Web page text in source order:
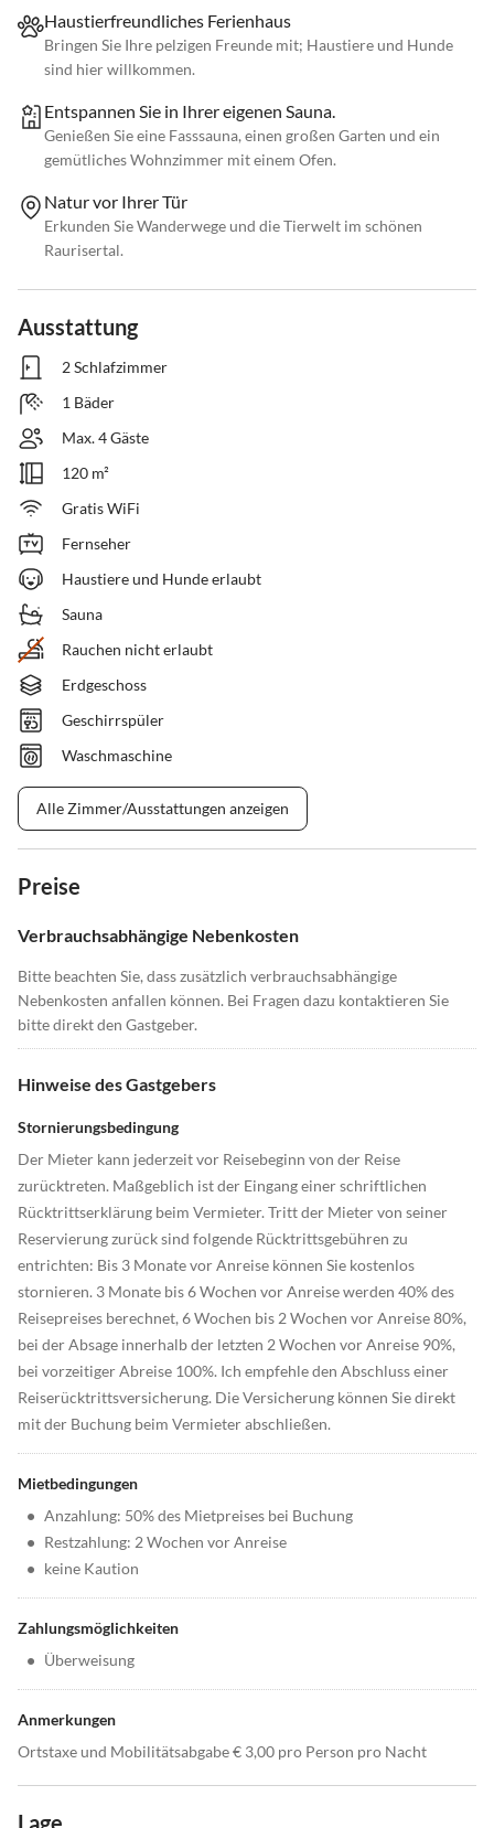
Haustierfreundliches Ferienhaus
Bringen Sie Ihre pelzigen Freunde mit; Haustiere und Hunde
sind hier willkommen.
Entspannen Sie in Ihrer eigenen Sauna.
Genießen Sie eine Fasssauna, einen großen Garten und ein
gemütliches Wohnzimmer mit einem Ofen.
Natur vor Ihrer Tür
Erkunden Sie Wanderwege und die Tierwelt im schönen
Raurisertal.
Ausstattung
2 Schlafzimmer
1 Bäder
Max. 4 Gäste
120 m²
Gratis WiFi
Fernseher
Haustiere und Hunde erlaubt
Sauna
Rauchen nicht erlaubt
Erdgeschoss
Geschirrspüler
Waschmaschine
Alle Zimmer/Ausstattungen anzeigen
Preise
Verbrauchsabhängige Nebenkosten
Bitte beachten Sie, dass zusätzlich verbrauchsabhängige
Nebenkosten anfallen können. Bei Fragen dazu kontaktieren Sie
bitte direkt den Gastgeber.
Hinweise des Gastgebers
Stornierungsbedingung
Der Mieter kann jederzeit vor Reisebeginn von der Reise
zurücktreten. Maßgeblich ist der Eingang einer schriftlichen
Rücktrittserklärung beim Vermieter. Tritt der Mieter von seiner
Reservierung zurück sind folgende Rücktrittsgebühren zu
entrichten: Bis 3 Monate vor Anreise können Sie kostenlos
stornieren. 3 Monate bis 6 Wochen vor Anreise werden 40% des
Reisepreises berechnet, 6 Wochen bis 2 Wochen vor Anreise 80%,
bei der Absage innerhalb der letzten 2 Wochen vor Anreise 90%,
bei vorzeitiger Abreise 100%. Ich empfehle den Abschluss einer
Reiserücktrittsversicherung. Die Versicherung können Sie direkt
mit der Buchung beim Vermieter abschließen.
Mietbedingungen
• Anzahlung: 50% des Mietpreises bei Buchung
• Restzahlung: 2 Wochen vor Anreise
• keine Kaution
Zahlungsmöglichkeiten
• Überweisung
Anmerkungen
Ortstaxe und Mobilitätsabgabe € 3,00 pro Person pro Nacht